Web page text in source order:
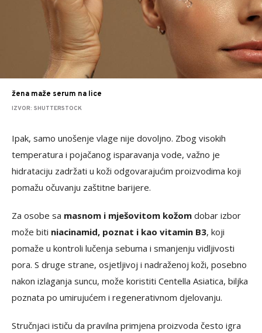
žena maže serum na lice
IZVOR: SHUTTERSTOCK
Ipak, samo unošenje vlage nije dovoljno. Zbog visokih
temperatura i pojačanog isparavanja vode, važno je
hidrataciju zadržati u koži odgovarajućim proizvodima koji
pomažu očuvanju zaštitne barijere.
Za osobe sa masnom i mješovitom kožom dobar izbor
može biti niacinamid, poznat i kao vitamin B3, koji
pomaže u kontroli lučenja sebuma i smanjenju vidljivosti
pora. S druge strane, osjetljivoj i nadraženoj koži, posebno
nakon izlaganja suncu, može koristiti Centella Asiatica, biljka
poznata po umirujućem i regenerativnom djelovanju.
Stručnjaci ističu da pravilna primjena proizvoda često igra